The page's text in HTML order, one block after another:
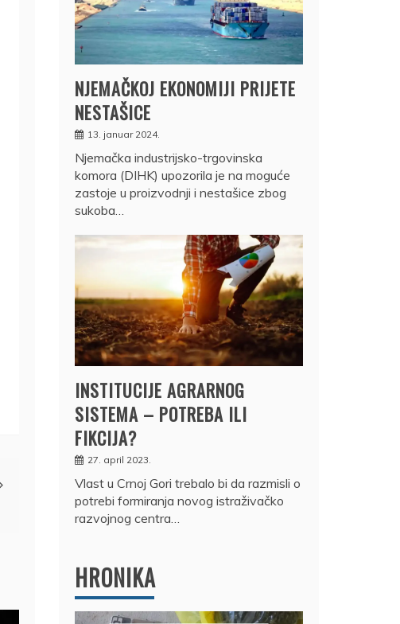
NJEMAČKOJ EKONOMIJI PRIJETE
NESTAŠICE
13. januar 2024.
Njemačka industrijsko-trgovinska
komora (DIHK) upozorila je na moguće
zastoje u proizvodnji i nestašice zbog
sukoba…
INSTITUCIJE AGRARNOG
SISTEMA – POTREBA ILI
FIKCIJA?
27. april 2023.
Vlast u Crnoj Gori trebalo bi da razmisli o
potrebi formiranja novog istraživačko
razvojnog centra…
HRONIKA